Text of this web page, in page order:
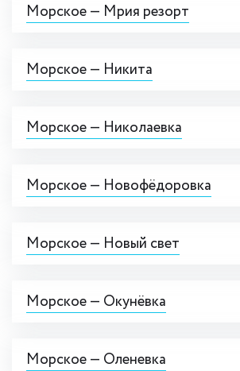
Морское — Мрия резорт
Морское — Никита
Морское — Николаевка
Морское — Новофёдоровка
Морское — Новый свет
Морское — Окунёвка
Морское — Оленевка